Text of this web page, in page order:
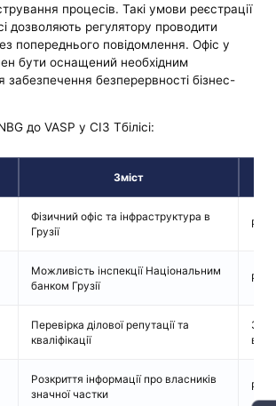
процесів. Такі умови реєстрації
дозволяють регулятору проводити
без попереднього повідомлення. Офіс у
бути оснащений необхідним
безперервності бізнес-
до VASP у СІЗ Тбілісі:
Зміст
Фізичний офіс та інфраструктура в
Грузії
Можливість інспекції Національним
банком Грузії
Перевірка ділової репутації та
кваліфікації
Розкриття інформації про власників
значної частки